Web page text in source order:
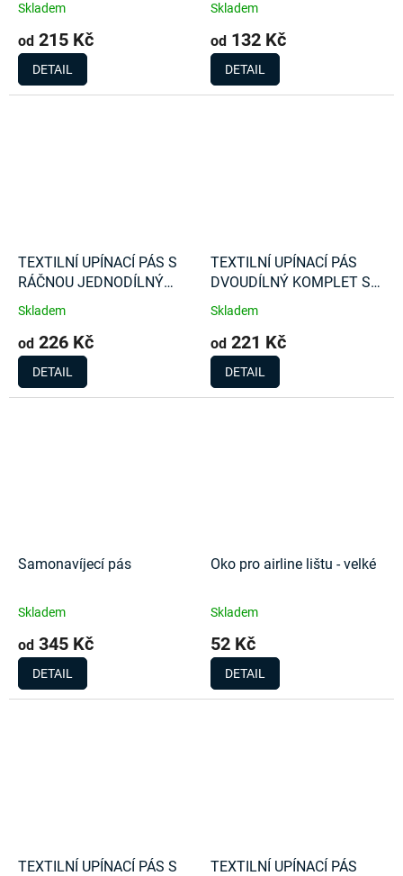
Skladem
od 215 Kč
DETAIL
Skladem
od 132 Kč
DETAIL
TEXTILNÍ UPÍNACÍ PÁS S
RÁČNOU JEDNODÍLNÝ
2000Kg
Skladem
od 226 Kč
DETAIL
TEXTILNÍ UPÍNACÍ PÁS
DVOUDÍLNÝ KOMPLET S
RÁČNOU 1000 Kg
Skladem
od 221 Kč
DETAIL
Samonavíjecí pás
Skladem
od 345 Kč
DETAIL
Oko pro airline lištu - velké
Skladem
52 Kč
DETAIL
TEXTILNÍ UPÍNACÍ PÁS S
TEXTILNÍ UPÍNACÍ PÁS